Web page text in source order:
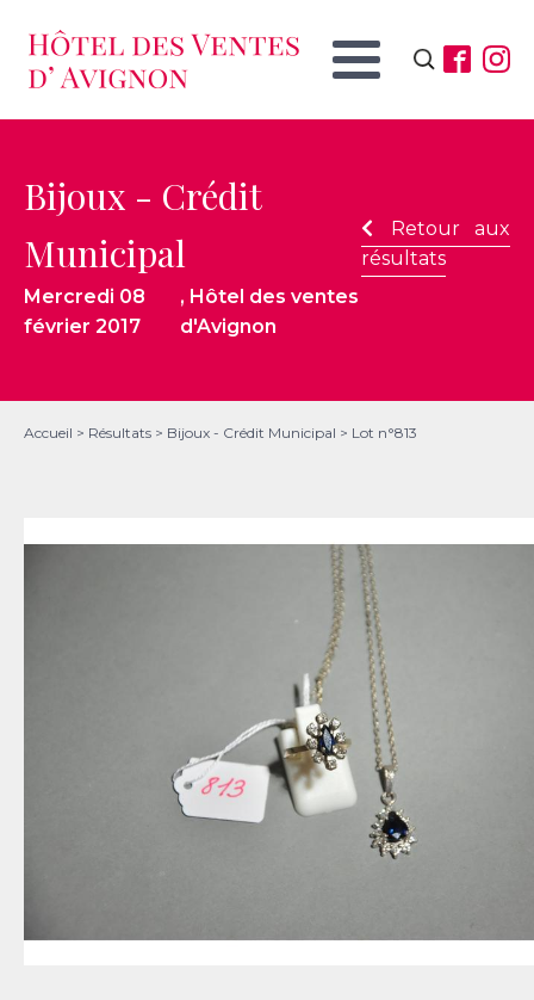
Rechercher :
Bijoux - Crédit
Municipal
Mercredi 08
février 2017
, Hôtel des ventes
d'Avignon
Retour aux
résultats
Accueil > Résultats > Bijoux - Crédit Municipal > Lot n°813